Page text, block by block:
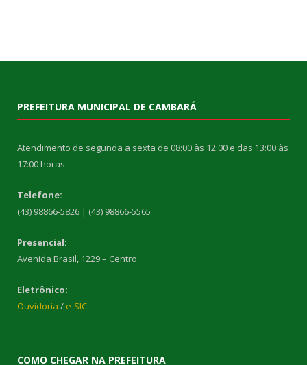
PREFEITURA MUNICIPAL DE CAMBARÁ
Atendimento de segunda a sexta de 08:00 às 12:00 e das 13:00 às
17:00 horas
Telefone:
(43) 98866-5826 | (43) 98866-5565
Presencial:
Avenida Brasil, 1229 – Centro
Eletrônico:
Ouvidoria / e-SIC
COMO CHEGAR NA PREFEITURA